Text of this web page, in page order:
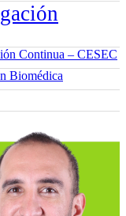
Continua – CESEC
Biomédica